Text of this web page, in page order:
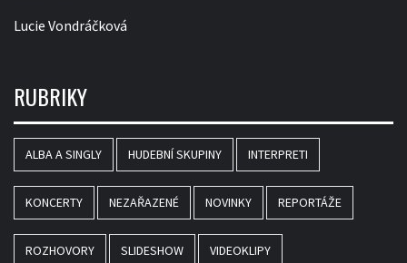
Lucie Vondráčková
RUBRIKY
ALBA A SINGLY HUDEBNÍ SKUPINY INTERPRETI
KONCERTY NEZAŘAZENÉ NOVINKY REPORTÁŽE
ROZHOVORY SLIDESHOW VIDEOKLIPY